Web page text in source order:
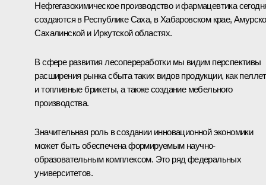
Нефгегазохимическое производство и фармацевтика
создаются в Республике Саха, в Хабаровском крае,
Сахалинской и Иркутской областях.
В сфере развития лесопереработки мы видим перспективы
расширения рынка сбыта таких видов продукции, как
и топливные брикеты, а также создание мебельного
производства.
Значительная роль в создании инновационной экономики
может быть обеспечена формируемым научно-
образовательным комплексом. Это ряд федеральных
университетов.